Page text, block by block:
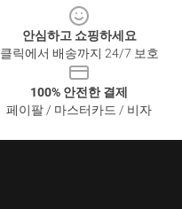
안심하고 쇼핑하세요
클릭에서 배송까지 24/7 보호
100% 안전한 결제
페이팔 / 마스터카드 / 비자